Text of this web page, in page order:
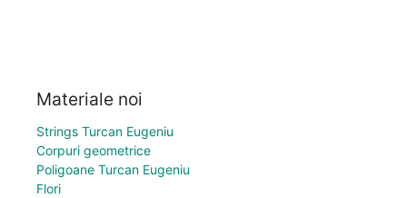
Materiale noi
Strings Turcan Eugeniu
Corpuri geometrice
Poligoane Turcan Eugeniu
Flori